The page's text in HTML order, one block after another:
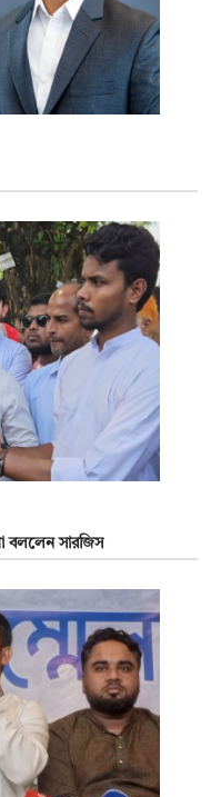
বললেন সারজিস